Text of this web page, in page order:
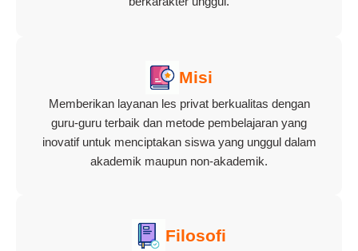
Misi
Memberikan layanan les privat berkualitas dengan
guru-guru terbaik dan metode pembelajaran yang
inovatif untuk menciptakan siswa yang unggul dalam
akademik maupun non-akademik.
Filosofi